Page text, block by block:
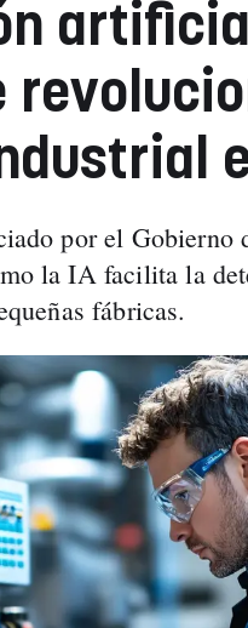
por el Gobierno
la IA facilita la
fábricas.